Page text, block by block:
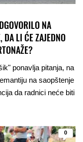
NA
DA LI ĆE ZAJEDNO
ponavlja pitanja, na
na saopštenje
da radnici neće biti
0